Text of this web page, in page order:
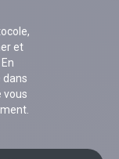
et
dans
vous